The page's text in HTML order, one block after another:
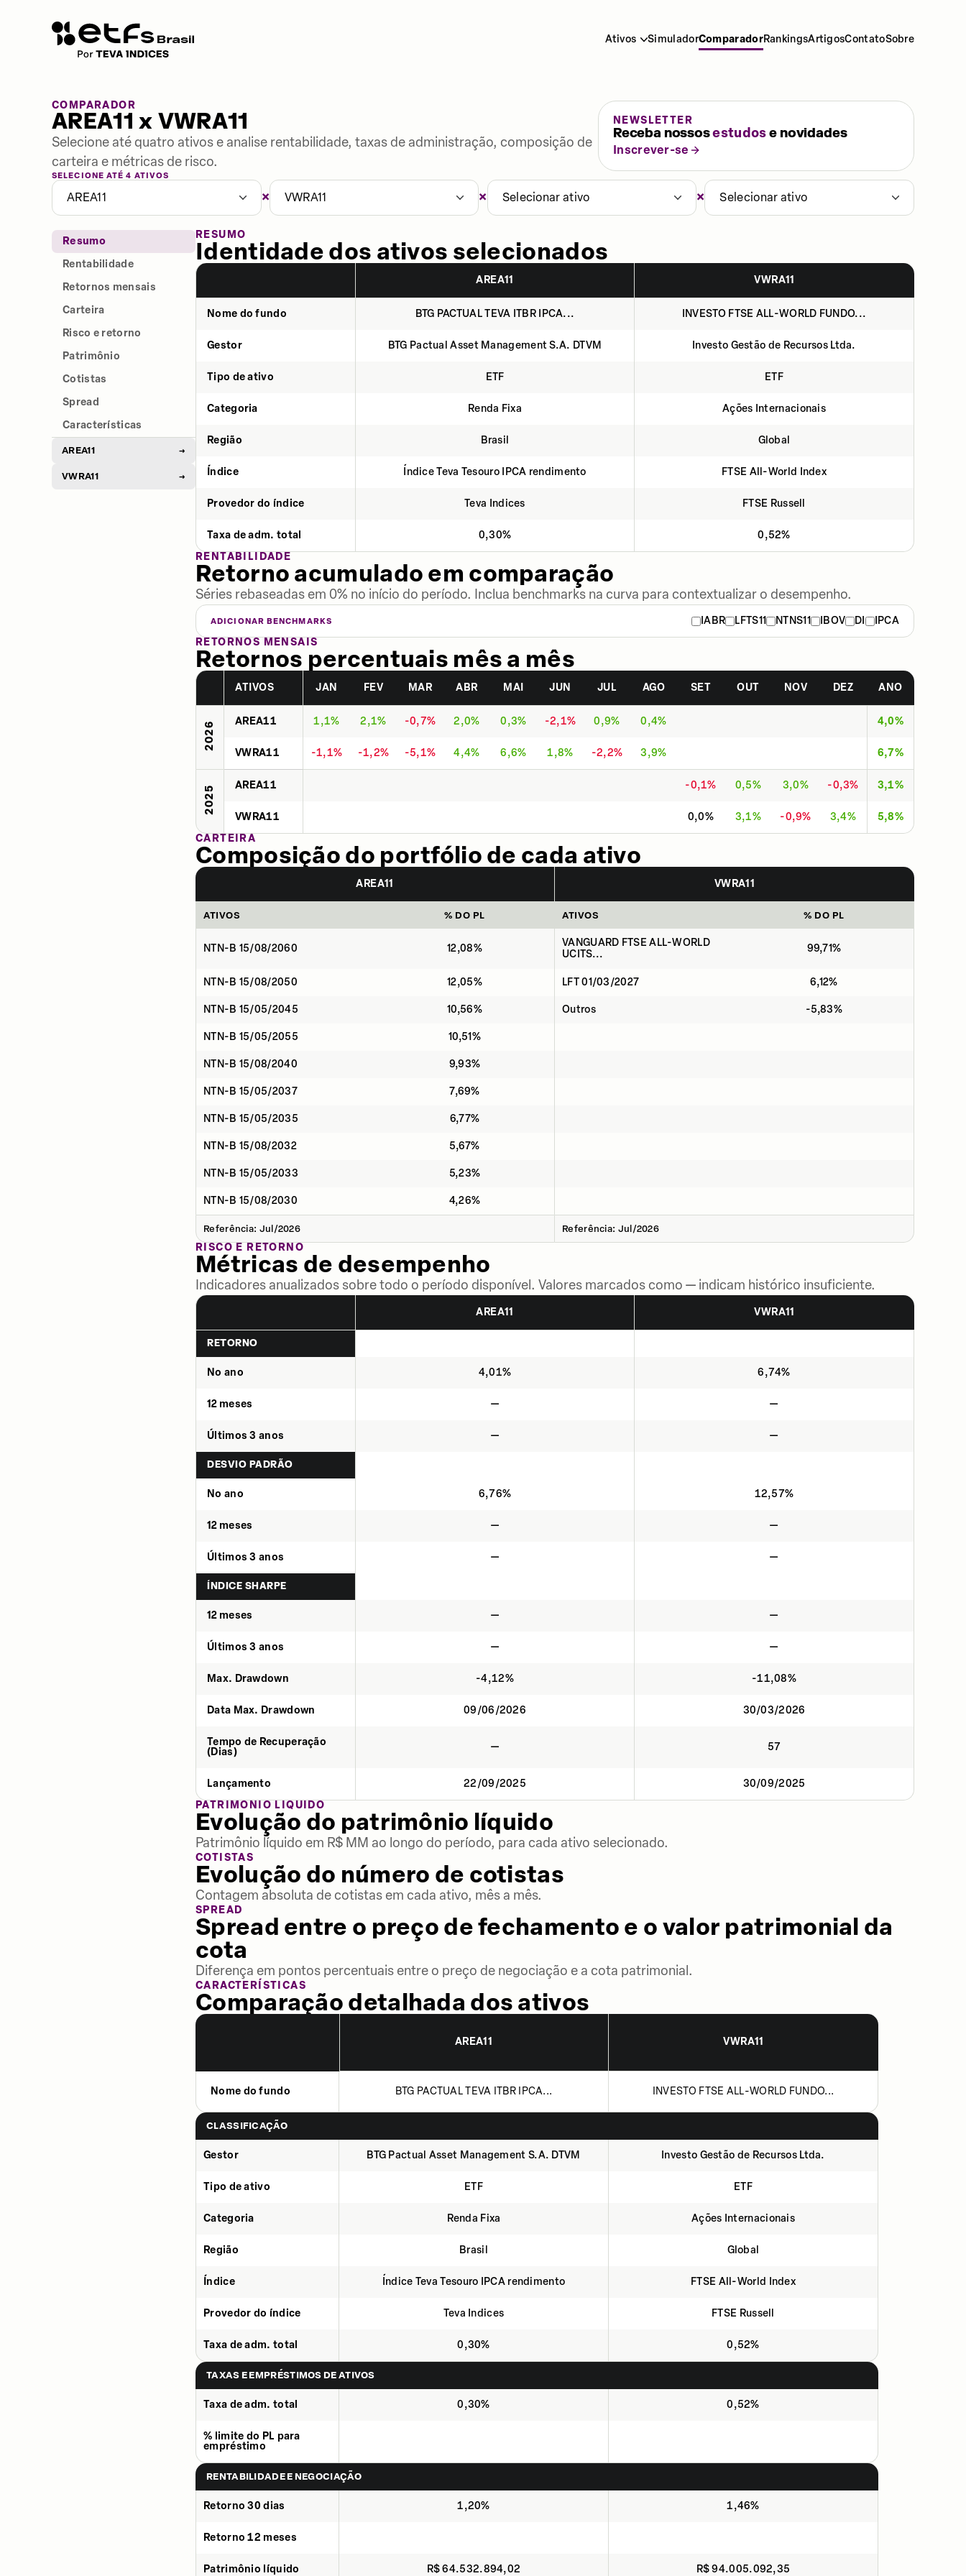
Ativos SimuladorComparadorRankingsArtigosContatoSobre
COMPARADOR
AREA11 x VWRA11
Selecione até quatro ativos e analise rentabilidade, taxas de administração, composição de
carteira e métricas de risco.
NEWSLETTER
Receba nossosestudose novidades
Inscrever-se
SELECIONE ATÉ 4 ATIVOS
AREA11 × VWRA11 × Selecionar ativo × Selecionar ativo
Resumo
Rentabilidade
Retornos mensais
Carteira
Risco e retorno
Patrimônio
Cotistas
Spread
Características
AREA11 →
VWRA11 →
RESUMO
Identidade dos ativos selecionados
AREA11 VWRA11
Nome do fundo BTG PACTUAL TEVA ITBR IPCA... INVESTO FTSE ALL-WORLD FUNDO...
Gestor BTG Pactual Asset Management S.A. DTVM Investo Gestão de Recursos Ltda.
Tipo de ativo ETF ETF
Categoria Renda Fixa Ações Internacionais
Região Brasil Global
Índice Índice Teva Tesouro IPCA rendimento FTSE All-World Index
Provedor do índice Teva Indices FTSE Russell
Taxa de adm. total 0,30%
0,52%
RENTABILIDADE
Retorno acumulado em comparação
Séries rebaseadas em 0% no início do período. Inclua benchmarks na curva para contextualizar o desempenho.
ADICIONAR BENCHMARKS IABR LFTS11 NTNS11 IBOV DI
IPCA
RETORNOS MENSAIS
Retornos percentuais mês a mês
ATIVOS JAN FEV MAR ABR MAI JUN JUL AGO SET OUT NOV DEZ ANO
2026 AREA11 1,1% 2,1% -0,7% 2,0% 0,3% -2,1% 0,9% 0,4% 4,0%
VWRA11 -1,1% -1,2% -5,1% 4,4% 6,6% 1,8% -2,2% 3,9% 6,7%
2025 AREA11 -0,1% 0,5% 3,0% -0,3% 3,1%
VWRA11 0,0% 3,1% -0,9% 3,4%
5,8%
CARTEIRA
Composição do portfólio de cada ativo
AREA11 VWRA11
ATIVOS % DO PL ATIVOS % DO PL
NTN-B 15/08/2060 12,08%
VANGUARD FTSE ALL-WORLD
UCITS...
99,71%
NTN-B 15/08/2050 12,05% LFT 01/03/2027 6,12%
NTN-B 15/05/2045 10,56% Outros -5,83%
NTN-B 15/05/2055 10,51%
NTN-B 15/08/2040 9,93%
NTN-B 15/05/2037 7,69%
NTN-B 15/05/2035 6,77%
NTN-B 15/08/2032 5,67%
NTN-B 15/05/2033 5,23%
NTN-B 15/08/2030 4,26%
Referência: Jul/2026 Referência: Jul/2026
RISCO E RETORNO
Métricas de desempenho
Indicadores anualizados sobre todo o período disponível. Valores marcados como — indicam histórico insuficiente.
AREA11 VWRA11
RETORNO
No ano 4,01% 6,74%
12 meses — —
Últimos 3 anos — —
DESVIO PADRÃO
No ano 6,76% 12,57%
12 meses — —
Últimos 3 anos — —
ÍNDICE SHARPE
12 meses — —
Últimos 3 anos — —
Max. Drawdown -4,12% -11,08%
Data Max. Drawdown 09/06/2026 30/03/2026
Tempo de Recuperação
(Dias)
— 57
Lançamento 22/09/2025
30/09/2025
PATRIMÔNIO LÍQUIDO
Evolução do patrimônio líquido
Patrimônio líquido em R$ MM ao longo do período, para cada ativo selecionado.
COTISTAS
Evolução do número de cotistas
Contagem absoluta de cotistas em cada ativo, mês a mês.
SPREAD
Spread entre o preço de fechamento e o valor patrimonial da
cota
Diferença em pontos percentuais entre o preço de negociação e a cota patrimonial.
CARACTERÍSTICAS
Comparação detalhada dos ativos
AREA11 VWRA11
Nome do fundo BTG PACTUAL TEVA ITBR IPCA... INVESTO FTSE ALL-WORLD FUNDO...
CLASSIFICAÇÃO
Gestor BTG Pactual Asset Management S.A. DTVM Investo Gestão de Recursos Ltda.
Tipo de ativo ETF ETF
Categoria Renda Fixa Ações Internacionais
Região Brasil Global
Índice Índice Teva Tesouro IPCA rendimento FTSE All-World Index
Provedor do índice Teva Indices FTSE Russell
Taxa de adm. total 0,30% 0,52%
TAXAS E EMPRÉSTIMOS DE ATIVOS
Taxa de adm. total 0,30% 0,52%
% limite do PL para
empréstimo
RENTABILIDADE E NEGOCIAÇÃO
Retorno 30 dias 1,20% 1,46%
Retorno 12 meses
Patrimônio líquido R$ 64.532.894,02 R$ 94.005.092,35